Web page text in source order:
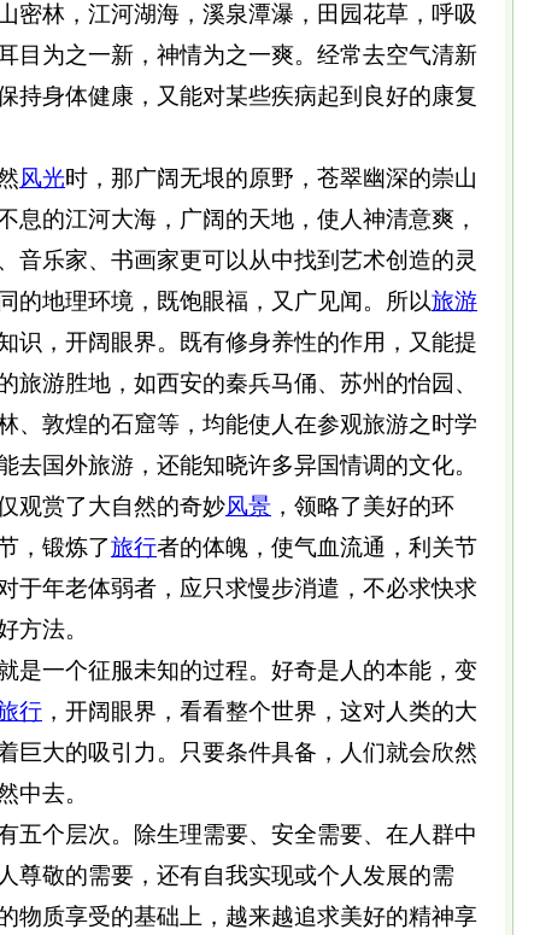
林，江河湖海，溪泉潭瀑，田园花草，呼吸
目为之一新，神情为之一爽。经常去空气清新
持身体健康，又能对某些疾病起到良好的康复
风光时，那广阔无垠的原野，苍翠幽深的崇山
息的江河大海，广阔的天地，使人神清意爽，
音乐家、书画家更可以从中找到艺术创造的灵
的地理环境，既饱眼福，又广见闻。所以旅游
识，开阔眼界。既有修身养性的作用，又能提
旅游胜地，如西安的秦兵马俑、苏州的怡园、
、敦煌的石窟等，均能使人在参观旅游之时学
去国外旅游，还能知晓许多异国情调的文化。
赏了大自然的奇妙风景 ，领略了美好的环
，锻炼了旅行者的体魄，使气血流通，利关节
于年老体弱者，应只求慢步消遣，不必求快求
方法。
一个征服未知的过程。好奇是人的本能，变
行 ，开阔眼界，看看整个世界，这对人类的大
巨大的吸引力。只要条件具备，人们就会欣然
中去。
个层次。除生理需要、安全需要、在人群中
尊敬的需要，还有自我实现或个人发展的需
物质享受的基础上，越来越追求美好的精神享